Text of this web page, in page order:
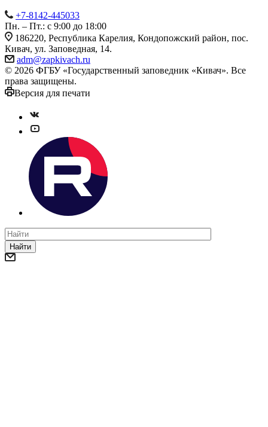
+7-8142-445033
Пн. – Пт.: с 9:00 до 18:00
186220, Республика Карелия, Кондопожский район, пос.
Кивач, ул. Заповедная, 14.
adm@zapkivach.ru
© 2026 ФГБУ «Государственный заповедник «Кивач». Все
права защищены.
Версия для печати
Найти